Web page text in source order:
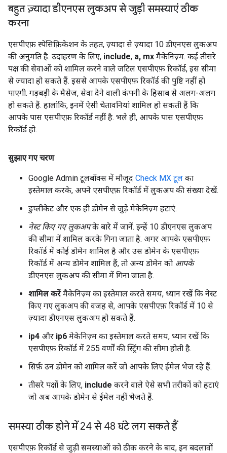
बहुत ज़्यादा डीएनएस लुकअप से जुड़ी समस्याएं ठीक
करना
एसपीएफ़ स्पेसिफ़िकेशन के तहत, ज़्यादा से ज़्यादा 10 डीएनएस लुकअप
की अनुमति है. उदाहरण के लिए, include, a, mx मैकेनिज़्म. कई तीसरे
पक्ष की सेवाओं को शामिल करने वाले जटिल एसपीएफ़ रिकॉर्ड, इस सीमा
से ज़्यादा हो सकते हैं. इससे आपके एसपीएफ़ रिकॉर्ड की पुष्टि नहीं हो
पाएगी. गड़बड़ी के मैसेज, सेवा देने वाली कंपनी के हिसाब से अलग-अलग
हो सकते हैं. हालांकि, इनमें ऐसी चेतावनियां शामिल हो सकती हैं कि
आपके पास एसपीएफ़ रिकॉर्ड नहीं है. भले ही, आपके पास एसपीएफ़
रिकॉर्ड हो.
सुझाए गए चरण
Google Admin टूलबॉक्स में मौजूद Check MX टूल का
इस्तेमाल करके, अपने एसपीएफ़ रिकॉर्ड में लुकअप की संख्या देखें.
डुप्लीकेट और एक ही डोमेन से जुड़े मेकेनिज़्म हटाएं.
नेस्ट किए गए लुकअपके बारे में जानें. इन्हें 10 डीएनएस लुकअप
की सीमा में शामिल करके गिना जाता है. अगर आपके एसपीएफ़
रिकॉर्ड में कोई डोमेन शामिल है और उस डोमेन के एसपीएफ़
रिकॉर्ड में अन्य डोमेन शामिल हैं, तो अन्य डोमेन को आपके
डीएनएस लुकअप की सीमा में गिना जाता है.
शामिल करेंमैकेनिज़्म का इस्तेमाल करते समय, ध्यान रखें कि नेस्ट
किए गए लुकअप की वजह से, आपके एसपीएफ़ रिकॉर्ड में 10 से
ज़्यादा डीएनएस लुकअप हो सकते हैं.
ip4 और ip6 मेकेनिज़्म का इस्तेमाल करते समय, ध्यान रखें कि
एसपीएफ़ रिकॉर्ड में 255 वर्णों की स्ट्रिंग की सीमा होती है.
सिर्फ़ उन डोमेन को शामिल करें जो आपके लिए ईमेल भेज रहे हैं.
तीसरे पक्षों के लिए, include करने वाले ऐसे सभी तरीकों को हटाएं
जो अब आपके डोमेन से ईमेल नहीं भेजते हैं.
समस्या ठीक होने में 24 से 48 घंटे लग सकते हैं
एसपीएफ़ रिकॉर्ड से जुड़ी समस्याओं को ठीक करने के बाद, इन बदलावों